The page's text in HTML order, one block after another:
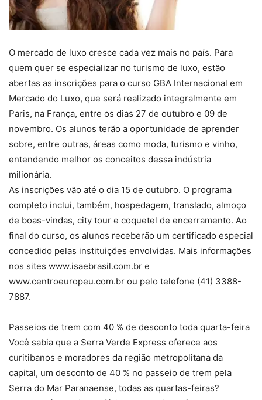
O mercado de luxo cresce cada vez mais no país. Para
quem quer se especializar no turismo de luxo, estão
abertas as inscrições para o curso GBA Internacional em
Mercado do Luxo, que será realizado integralmente em
Paris, na França, entre os dias 27 de outubro e 09 de
novembro. Os alunos terão a oportunidade de aprender
sobre, entre outras, áreas como moda, turismo e vinho,
entendendo melhor os conceitos dessa indústria
milionária.
As inscrições vão até o dia 15 de outubro. O programa
completo inclui, também, hospedagem, translado, almoço
de boas-vindas, city tour e coquetel de encerramento. Ao
final do curso, os alunos receberão um certificado especial
concedido pelas instituições envolvidas. Mais informações
nos sites www.isaebrasil.com.br e
www.centroeuropeu.com.br ou pelo telefone (41) 3388-
7887.
Passeios de trem com 40 % de desconto toda quarta-feira
Você sabia que a Serra Verde Express oferece aos
curitibanos e moradores da região metropolitana da
capital, um desconto de 40 % no passeio de trem pela
Serra do Mar Paranaense, todas as quartas-feiras?